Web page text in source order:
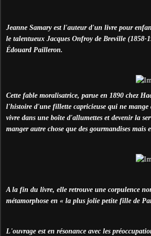
Jeanne Samary est l'auteur d'un livre pour
le talentueux Jacques Onfroy de Breville
Édouard Pailleron.
Cette fable moralisatrice, parue en 1890 chez
l'histoire d'une fillette capricieuse qui ne mange
vivre dans une boîte d'allumettes et devenir la
manger autre chose que des gourmandises mais
A la fin du livre, elle retrouve une corpulence
métamorphose en « la plus jolie petite fille de
L'ouvrage est en résonance avec les